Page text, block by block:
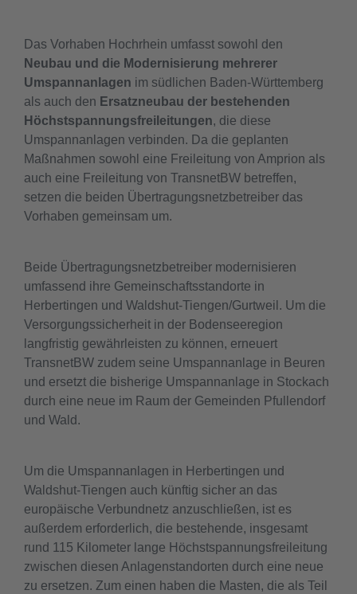
Das Vorhaben Hochrhein umfasst sowohl den
Neubau und die Modernisierung mehrerer
Umspannanlagen im südlichen Baden-Württemberg
als auch den Ersatzneubau der bestehenden
Höchstspannungsfreileitungen, die diese
Umspannanlagen verbinden. Da die geplanten
Maßnahmen sowohl eine Freileitung von Amprion als
auch eine Freileitung von TransnetBW betreffen,
setzen die beiden Übertragungsnetzbetreiber das
Vorhaben gemeinsam um.
Beide Übertragungsnetzbetreiber modernisieren
umfassend ihre Gemeinschaftsstandorte in
Herbertingen und Waldshut-Tiengen/Gurtweil. Um die
Versorgungssicherheit in der Bodenseeregion
langfristig gewährleisten zu können, erneuert
TransnetBW zudem seine Umspannanlage in Beuren
und ersetzt die bisherige Umspannanlage in Stockach
durch eine neue im Raum der Gemeinden Pfullendorf
und Wald.
Um die Umspannanlagen in Herbertingen und
Waldshut-Tiengen auch künftig sicher an das
europäische Verbundnetz anzuschließen, ist es
außerdem erforderlich, die bestehende, insgesamt
rund 115 Kilometer lange Höchstspannungsfreileitung
zwischen diesen Anlagenstandorten durch eine neue
zu ersetzen. Zum einen haben die Masten, die als Teil